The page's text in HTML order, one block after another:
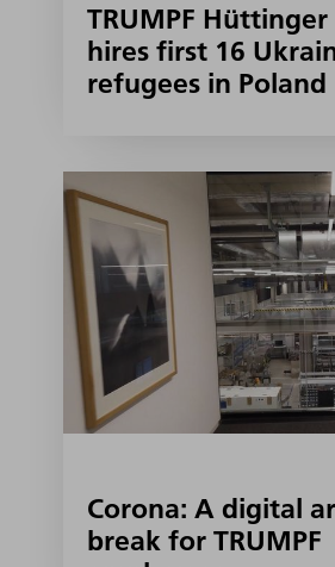
TRUMPF Hüttinger
hires first 16
refugees in Poland
Corona: A digital
break for TRUMPF